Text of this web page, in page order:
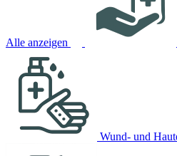
Alle anzeigen
Wund- und